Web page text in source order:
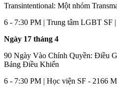
Transintentional: Một nhóm
6 - 7:30 PM | Trung tâm LGBT SF |
Ngày 17 tháng 4
90 Ngày Vào Chính Quyền: Điều
Bảng Điều Khiển
6 - 7:30 PM | Học viện SF - 2166